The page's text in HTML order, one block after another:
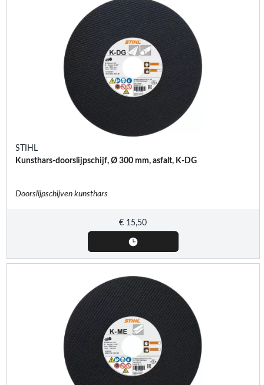
STIHL
Kunsthars-doorslijpschijf, Ø 300 mm, asfalt, K-DG
Doorslijpschijven kunsthars
€ 15,50